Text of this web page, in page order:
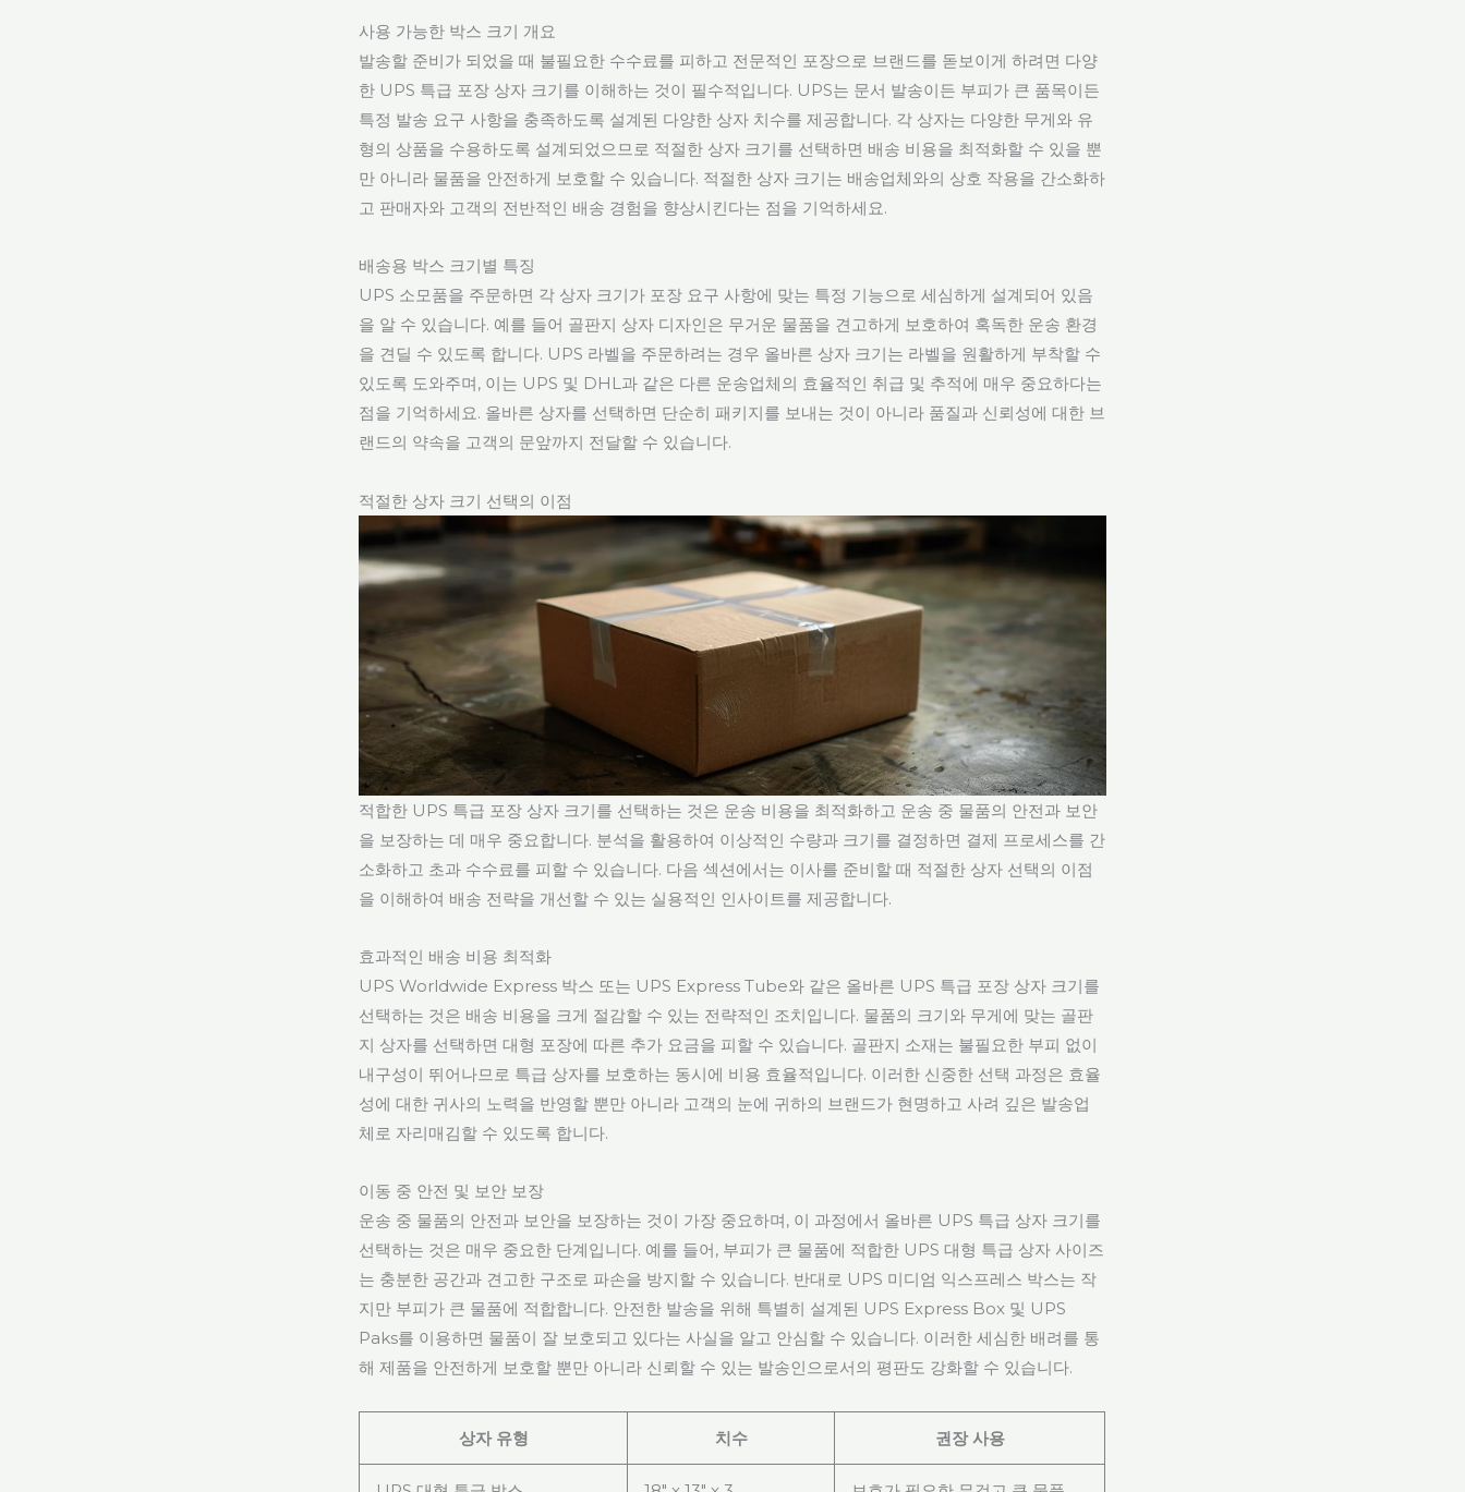
사용 가능한 박스 크기 개요
발송할 준비가 되었을 때 불필요한 수수료를 피하고 전문적인 포장으로 브랜드를 돋보이게 하려면 다양
한 UPS 특급 포장 상자 크기를 이해하는 것이 필수적입니다. UPS는 문서 발송이든 부피가 큰 품목이든
특정 발송 요구 사항을 충족하도록 설계된 다양한 상자 치수를 제공합니다. 각 상자는 다양한 무게와 유
형의 상품을 수용하도록 설계되었으므로 적절한 상자 크기를 선택하면 배송 비용을 최적화할 수 있을 뿐
만 아니라 물품을 안전하게 보호할 수 있습니다. 적절한 상자 크기는 배송업체와의 상호 작용을 간소화하
고 판매자와 고객의 전반적인 배송 경험을 향상시킨다는 점을 기억하세요.
배송용 박스 크기별 특징
UPS 소모품을 주문하면 각 상자 크기가 포장 요구 사항에 맞는 특정 기능으로 세심하게 설계되어 있음
을 알 수 있습니다. 예를 들어 골판지 상자 디자인은 무거운 물품을 견고하게 보호하여 혹독한 운송 환경
을 견딜 수 있도록 합니다. UPS 라벨을 주문하려는 경우 올바른 상자 크기는 라벨을 원활하게 부착할 수
있도록 도와주며, 이는 UPS 및 DHL과 같은 다른 운송업체의 효율적인 취급 및 추적에 매우 중요하다는
점을 기억하세요. 올바른 상자를 선택하면 단순히 패키지를 보내는 것이 아니라 품질과 신뢰성에 대한 브
랜드의 약속을 고객의 문앞까지 전달할 수 있습니다.
적절한 상자 크기 선택의 이점
적합한 UPS 특급 포장 상자 크기를 선택하는 것은 운송 비용을 최적화하고 운송 중 물품의 안전과 보안
을 보장하는 데 매우 중요합니다. 분석을 활용하여 이상적인 수량과 크기를 결정하면 결제 프로세스를 간
소화하고 초과 수수료를 피할 수 있습니다. 다음 섹션에서는 이사를 준비할 때 적절한 상자 선택의 이점
을 이해하여 배송 전략을 개선할 수 있는 실용적인 인사이트를 제공합니다.
효과적인 배송 비용 최적화
UPS Worldwide Express 박스 또는 UPS Express Tube와 같은 올바른 UPS 특급 포장 상자 크기를
선택하는 것은 배송 비용을 크게 절감할 수 있는 전략적인 조치입니다. 물품의 크기와 무게에 맞는 골판
지 상자를 선택하면 대형 포장에 따른 추가 요금을 피할 수 있습니다. 골판지 소재는 불필요한 부피 없이
내구성이 뛰어나므로 특급 상자를 보호하는 동시에 비용 효율적입니다. 이러한 신중한 선택 과정은 효율
성에 대한 귀사의 노력을 반영할 뿐만 아니라 고객의 눈에 귀하의 브랜드가 현명하고 사려 깊은 발송업
체로 자리매김할 수 있도록 합니다.
이동 중 안전 및 보안 보장
운송 중 물품의 안전과 보안을 보장하는 것이 가장 중요하며, 이 과정에서 올바른 UPS 특급 상자 크기를
선택하는 것은 매우 중요한 단계입니다. 예를 들어, 부피가 큰 물품에 적합한 UPS 대형 특급 상자 사이즈
는 충분한 공간과 견고한 구조로 파손을 방지할 수 있습니다. 반대로 UPS 미디엄 익스프레스 박스는 작
지만 부피가 큰 물품에 적합합니다. 안전한 발송을 위해 특별히 설계된 UPS Express Box 및 UPS
Paks를 이용하면 물품이 잘 보호되고 있다는 사실을 알고 안심할 수 있습니다. 이러한 세심한 배려를 통
해 제품을 안전하게 보호할 뿐만 아니라 신뢰할 수 있는 발송인으로서의 평판도 강화할 수 있습니다.
상자 유형 치수 권장 사용